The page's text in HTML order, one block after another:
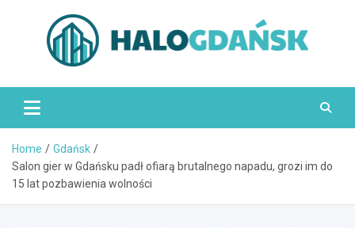
HaloGdańsk.pl
Home
Gdańsk
Salon gier w Gdańsku padł ofiarą brutalnego napadu, grozi im do
15 lat pozbawienia wolności